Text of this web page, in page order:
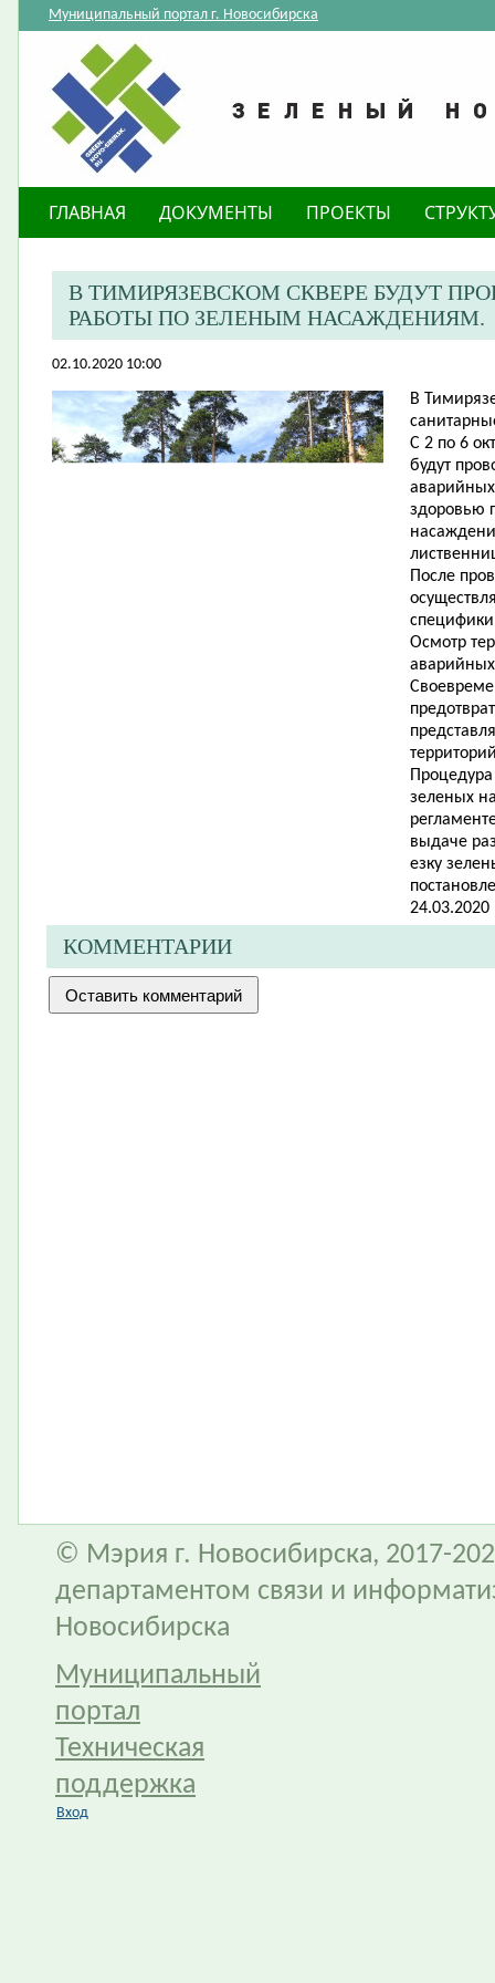
Муниципальный портал г. Новосибирска
ГЛАВНАЯ ДОКУМЕНТЫ ПРОЕКТЫ
​В ТИМИРЯЗЕВСКОМ СКВЕРЕ БУДУТ
РАБОТЫ ПО ЗЕЛЕНЫМ НАСАЖДЕНИЯМ.
02.10.2020 10:00
В
С 2 по 6
будут
здоровью
После
Осмотр
зеленых
выдаче
езку
КОММЕНТАРИИ
© Мэрия г. Новосибирска, 2017-
департаментом связи и
Новосибирска
Муниципальный
портал
Техническая
поддержка
Вход